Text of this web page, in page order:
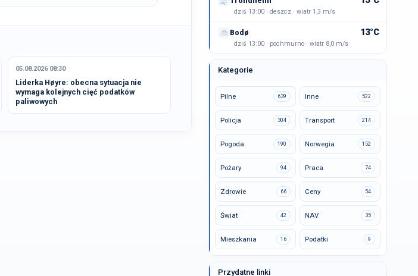
05.08.2026 08:30
Liderka Høyre: obecna sytuacja nie
wymaga kolejnych cięć podatków
paliwowych
dziś 13:00 · deszcz · wiatr 1,3 m/s
Bodø 13°C
dziś 13:00 · pochmurno · wiatr 8,0 m/s
Kategorie
Pilne 639 Inne 522
Policja 304 Transport 214
Pogoda 190 Norwegia 152
Pożary 94 Praca 74
Zdrowie 66 Ceny 54
Świat 42 NAV 35
Mieszkania 16 Podatki 9
Przydatne linki